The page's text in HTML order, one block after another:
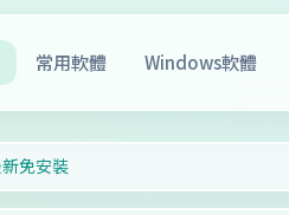
常用軟體 Windows軟體
免安裝